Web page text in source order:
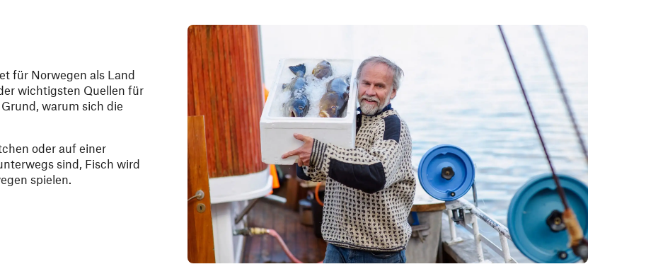
für Norwegen als Land
wichtigsten Quellen für
warum sich die
oder auf einer
sind, Fisch wird
spielen.